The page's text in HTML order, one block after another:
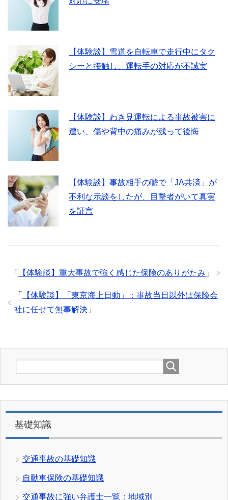
【体験談】雪道を自転車で走行中にタク
シーと接触し、運転手の対応が不誠実
【体験談】わき見運転による事故被害に
遭い、傷や背中の痛みが残って後悔
【体験談】事故相手の嘘で「JA共済」が
不利な示談をしたが、目撃者がいて真実
を証言
「 【体験談】重大事故で強く感じた保険のありがたみ 」
「
【体験談】「東京海上日動」：事故当日以外は保険会
社に任せて無事解決 」
基礎知識
交通事故の基礎知識
自動車保険の基礎知識
交通事故に強い弁護士一覧：地域別